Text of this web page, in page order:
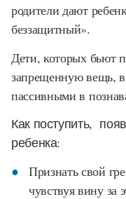
родители дают
беззащитный».
Дети, которых бьют
запрещенную вещь,
пассивными в
Как поступить,
ребенка:
Признать свой
чувствуя вину за